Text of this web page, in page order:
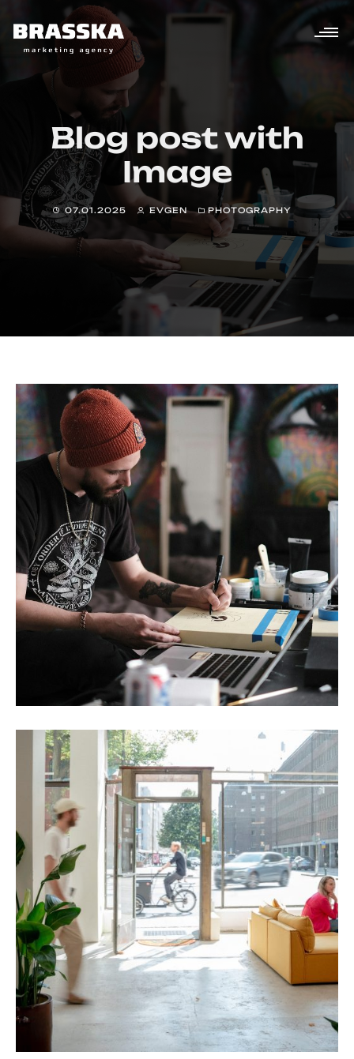
Blog post with
Image
07.01.2025 EVGEN PHOTOGRAPHY